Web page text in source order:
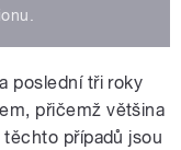
poslední tři roky
přičemž většina
případů jsou